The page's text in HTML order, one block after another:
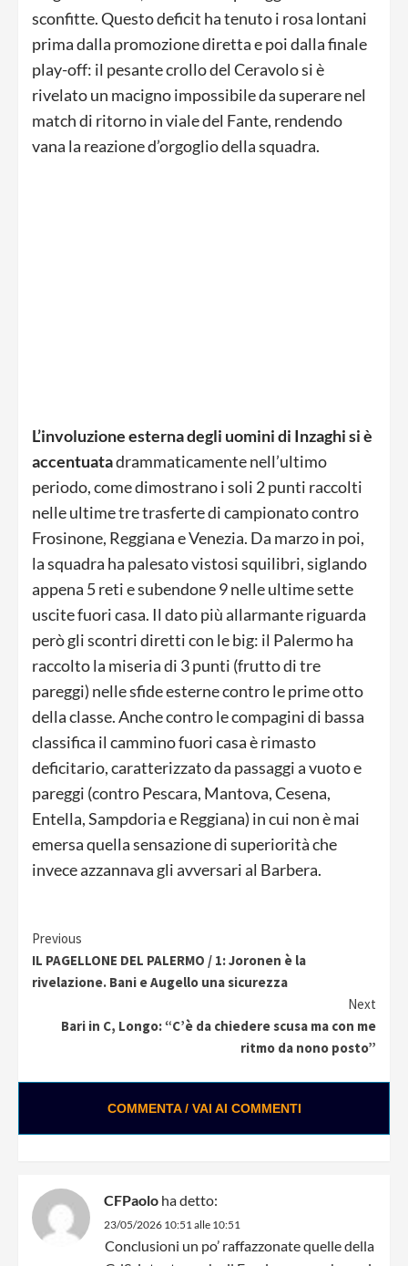
sconfitte. Questo deficit ha tenuto i rosa lontani
prima dalla promozione diretta e poi dalla finale
play-off: il pesante crollo del Ceravolo si è
rivelato un macigno impossibile da superare nel
match di ritorno in viale del Fante, rendendo
vana la reazione d’orgoglio della squadra.
L’involuzione esterna degli uomini di Inzaghi si è
accentuatadrammaticamente nell’ultimo
periodo, come dimostrano i soli 2 punti raccolti
nelle ultime tre trasferte di campionato contro
Frosinone, Reggiana e Venezia. Da marzo in poi,
la squadra ha palesato vistosi squilibri, siglando
appena 5 reti e subendone 9 nelle ultime sette
uscite fuori casa. Il dato più allarmante riguarda
però gli scontri diretti con le big: il Palermo ha
raccolto la miseria di 3 punti (frutto di tre
pareggi) nelle sfide esterne contro le prime otto
della classe. Anche contro le compagini di bassa
classifica il cammino fuori casa è rimasto
deficitario, caratterizzato da passaggi a vuoto e
pareggi (contro Pescara, Mantova, Cesena,
Entella, Sampdoria e Reggiana) in cui non è mai
emersa quella sensazione di superiorità che
invece azzannava gli avversari al Barbera.
Continue
Reading
Previous
IL PAGELLONE DEL PALERMO / 1: Joronen è la
rivelazione. Bani e Augello una sicurezza
Next
Bari in C, Longo: “C’è da chiedere scusa ma con me
ritmo da nono posto”
COMMENTA / VAI AI COMMENTI
CFPaolo ha detto:
23/05/2026 10:51 alle 10:51
Conclusioni un po’ raffazzonate quelle della